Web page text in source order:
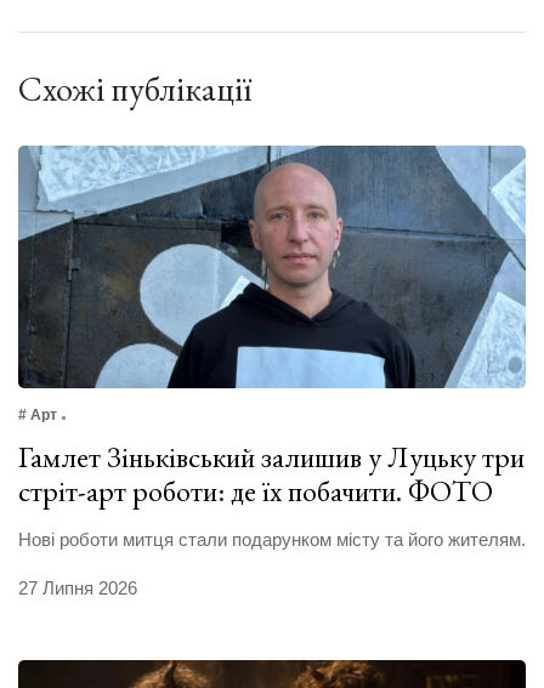
Схожі публікації
# Арт
Гамлет Зіньківський залишив у Луцьку три
стріт-арт роботи: де їх побачити. ФОТО
Нові роботи митця стали подарунком місту та його жителям.
27 Липня 2026